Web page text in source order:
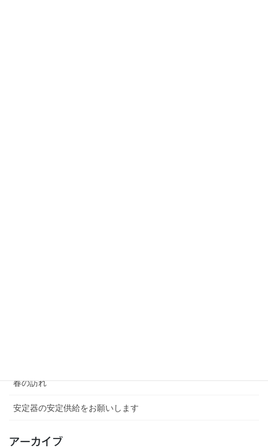
春の訪れ
安定器の安定供給をお願いします
アーカイブ